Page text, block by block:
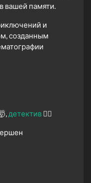
вашей памяти.
и
созданным
детектив 🕵️‍♂️